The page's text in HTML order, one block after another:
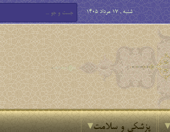
شنبه , 17 مرداد 1405
پزشکی و سلامت